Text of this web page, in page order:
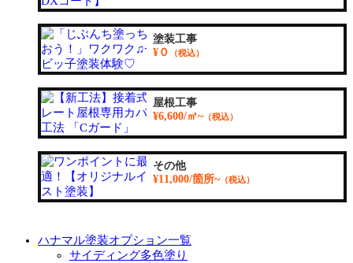
塗装工事
¥０
（税込）
屋根工事
¥6,600/㎡~（税込）
その他
¥11,000/箇所~（税込）
ハナマル塗装オプション一覧
サイディング多色塗り